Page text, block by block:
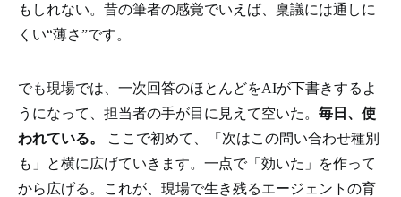
もしれない。昔の筆者の感覚でいえば、稟議には通しに
くい“薄さ”です。
でも現場では、一次回答のほとんどをAIが下書きするよ
うになって、担当者の手が目に見えて空いた。 毎日、使
われている。
ここで初めて、「次はこの問い合わせ種別
も」と横に広げていきます。一点で「効いた」を作って
から広げる。これが、現場で生き残るエージェントの育